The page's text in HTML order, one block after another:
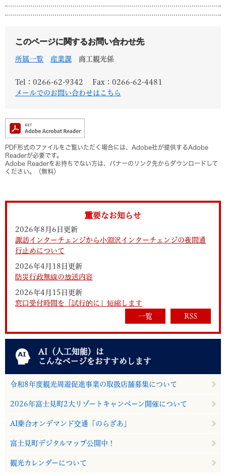
このページに関するお問い合わせ先
所属一覧 産業課 商工観光係
Tel：0266-62-9342
Fax：0266-62-4481
メールでのお問い合わせはこちら
PDF形式のファイルをご覧いただく場合には、Adobe社が提供するAdobe
Readerが必要です。
Adobe Readerをお持ちでない方は、バナーのリンク先からダウンロードして
ください。（無料）
重要なお知らせ
2026年8月6日更新
諏訪インターチェンジから小淵沢インターチェンジの夜間通
行止めについて
2026年4月18日更新
防災行政無線の放送内容
2026年4月15日更新
窓口受付時間を「試行的に」短縮します
一覧
RSS
AI（人工知能）は
こんなページをおすすめします
令和8年度観光周遊促進事業の取扱店舗募集について
2026年富士見町2大リゾートキャンペーン開催について
AI乗合オンデマンド交通「のらざあ」
富士見町デジタルマップ公開中！
観光カレンダーについて